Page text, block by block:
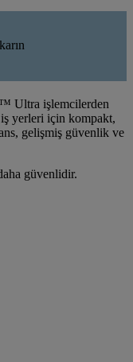
Ultra işlemcilerden
yerleri için kompakt,
gelişmiş güvenlik ve
güvenlidir.